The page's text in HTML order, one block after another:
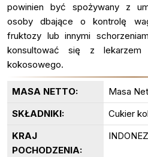
powinien być spożywany z
osoby dbające o kontrolę
fruktozy lub innymi
konsultować się z lekarzem
kokosowego.
MASA NETTO:
Masa
SKŁADNIKI:
Cukier
KRAJ
POCHODZENIA: